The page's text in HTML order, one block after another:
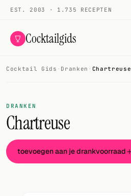
EST. 2003 · 1.735 RECEPTEN
Cocktailgids
Alle cocktails
Smoothies
Alcoholvrij
Cocktail Gids · Dranken · Chartreuse
DRANKEN
Chartreuse
toevoegen aan je drankvoorraad